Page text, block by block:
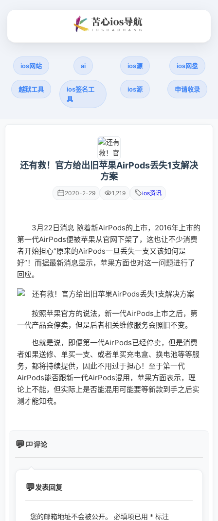
ios网站 ai ios源 ios网盘
越狱工具
ios签名工
具
ios源 申请收录
还有救！官方给出旧苹果AirPods丢失1支解决
方案
2020-2-29 1,219 ios资讯
3月22日消息 随着新AirPods的上市，2016年上市的
第一代AirPods便被苹果从官网下架了，这也让不少消费
者开始担心“原来的AirPods一旦丢失一支又该如何是
好”！而据最新消息显示，苹果方面也对这一问题进行了
回应。
按照苹果官方的说法，新一代AirPods上市之后，第
一代产品会停卖，但是后者相关维修服务会照旧不变。
也就是说，即便第一代AirPods已经停卖，但是消费
者如果送修、单买一支、或者单买充电盒、换电池等等服
务，都将持续提供，因此不用过于担心！至于第一代
AirPods能否跟新一代AirPods混用，苹果方面表示，理
论上不能，但实际上是否能混用可能要等新款到手之后实
测才能知晓。
评论
发表回复
您的邮箱地址不会被公开。 必填项已用 * 标注